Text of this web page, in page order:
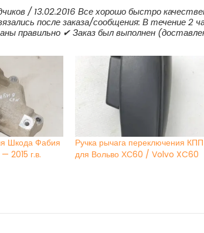
/ 13.02.2016 Все хорошо быстро
после заказа/сообщения: В течение 2
правильно ✔ Заказ был выполнен
Шкода Фабия
2015 г.в.
Ручка рычага переключения КПП
для Вольво ХС60 / Volvo XC60